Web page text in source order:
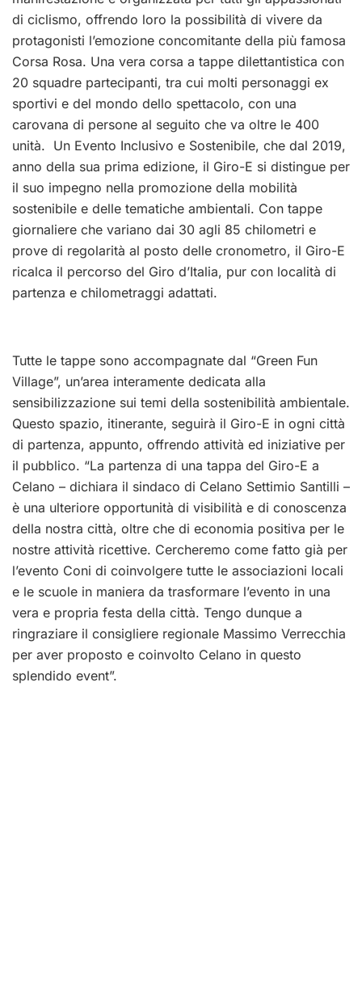
di ciclismo, offrendo loro la possibilità di vivere da
protagonisti l’emozione concomitante della più famosa
Corsa Rosa. Una vera corsa a tappe dilettantistica con
20 squadre partecipanti, tra cui molti personaggi ex
sportivi e del mondo dello spettacolo, con una
carovana di persone al seguito che va oltre le 400
unità. Un Evento Inclusivo e Sostenibile, che dal 2019,
anno della sua prima edizione, il Giro-E si distingue per
il suo impegno nella promozione della mobilità
sostenibile e delle tematiche ambientali. Con tappe
giornaliere che variano dai 30 agli 85 chilometri e
prove di regolarità al posto delle cronometro, il Giro-E
ricalca il percorso del Giro d’Italia, pur con località di
partenza e chilometraggi adattati.
Tutte le tappe sono accompagnate dal “Green Fun
Village”, un’area interamente dedicata alla
sensibilizzazione sui temi della sostenibilità ambientale.
Questo spazio, itinerante, seguirà il Giro-E in ogni città
di partenza, appunto, offrendo attività ed iniziative per
il pubblico. “La partenza di una tappa del Giro-E a
Celano – dichiara il sindaco di Celano Settimio Santilli –
è una ulteriore opportunità di visibilità e di conoscenza
della nostra città, oltre che di economia positiva per le
nostre attività ricettive. Cercheremo come fatto già per
l’evento Coni di coinvolgere tutte le associazioni locali
e le scuole in maniera da trasformare l’evento in una
vera e propria festa della città. Tengo dunque a
ringraziare il consigliere regionale Massimo Verrecchia
per aver proposto e coinvolto Celano in questo
splendido event”.